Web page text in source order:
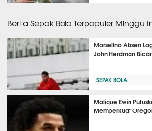
Berita Sepak Bola Terpopuler Minggu
Marselino Absen
John Herdman
SEPAK BOLA
Malique Ewin
Memperkuat